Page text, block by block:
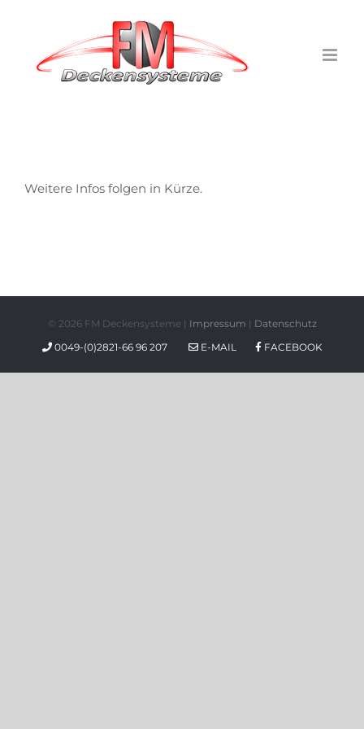
content
Weitere Infos folgen in Kürze.
© 2026 FM Deckensysteme | Impressum | Datenschutz
0049-(0)2821-66 96 207
E-MAIL FACEBOOK